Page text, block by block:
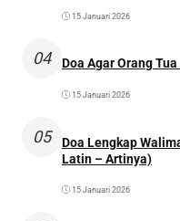
15 Januari 2026
04 Doa Agar Orang
15 Januari 2026
05
Doa Lengkap
Latin – Artinya)
15 Januari 2026